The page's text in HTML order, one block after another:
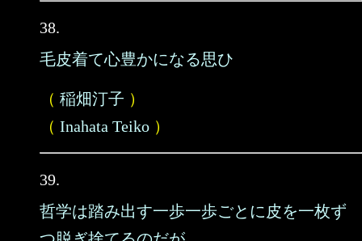
38.
毛皮着て心豊かになる思ひ
（ 稲畑汀子 ）
（ Inahata Teiko ）
39.
哲学は踏み出す一歩一歩ごとに皮を一枚ず